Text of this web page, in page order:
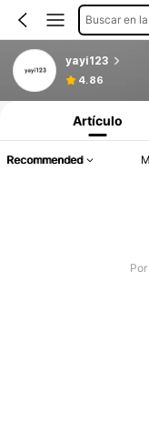
Buscar en
yayi123
4.86
Artículo
Recommended